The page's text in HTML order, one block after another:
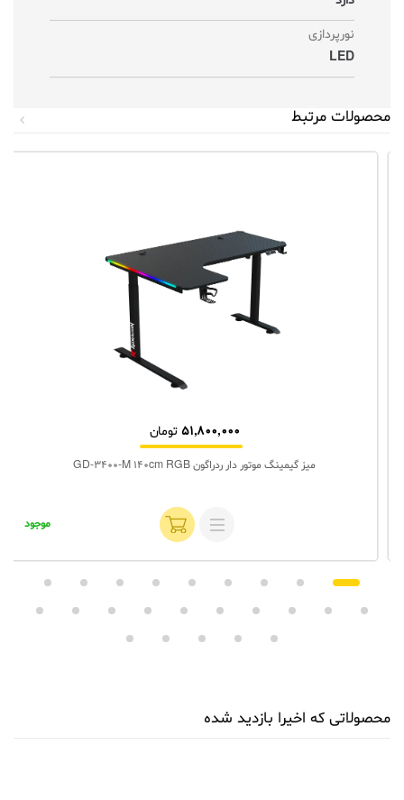
نورپردازی
LED
محصولات مرتبط
51,800,000 تومان
میز گیمینگ موتور دار ردراگون GD-3400-M 140cm RGB
موجود
محصولاتی که اخیرا بازدید شده